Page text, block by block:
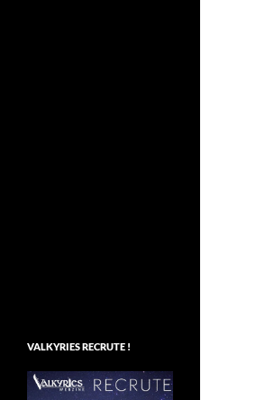
VALKYRIES RECRUTE !